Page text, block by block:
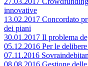
innovative
13.02.2017 Concordato
dei piani
30.01.2017 Il problema
05.12.2016 Per le
07.11.2016
08.08.2016 Gestione